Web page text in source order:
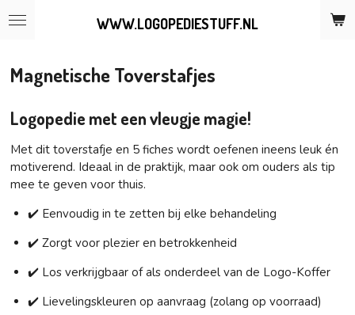
Ga
de
hoofdinhoud
WWW.LOGOPEDIESTUFF.NL
Magnetische Toverstafjes
Logopedie met een vleugje magie!
Met dit toverstafje en 5 fiches wordt oefenen ineens leuk én
motiverend. Ideaal in de praktijk, maar ook om ouders als tip
mee te geven voor thuis.
✔️ Eenvoudig in te zetten bij elke behandeling
✔️ Zorgt voor plezier en betrokkenheid
✔️ Los verkrijgbaar of als onderdeel van de Logo-Koffer
✔️ Lievelingskleuren op aanvraag (zolang op voorraad)